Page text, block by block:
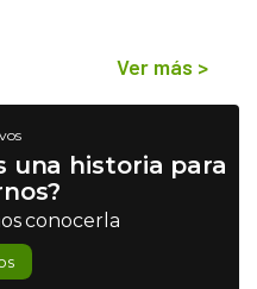
Ver más >
una historia para
conocerla